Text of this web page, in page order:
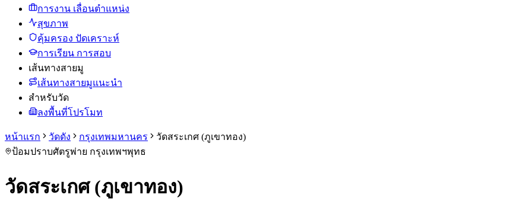
การงาน เลื่อนตำแหน่ง
สุขภาพ
คุ้มครอง ปัดเคราะห์
การเรียน การสอบ
เส้นทางสายมู
เส้นทางสายมูแนะนำ
สำหรับวัด
ลงพื้นที่โปรโมท
หน้าแรก วัดดัง กรุงเทพมหานคร
วัดสระเกศ (ภูเขาทอง)
ป้อมปราบศัตรูพ่าย กรุงเทพฯพุทธ
วัดสระเกศ (ภูเขาทอง)